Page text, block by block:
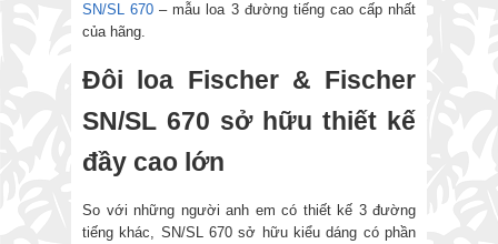
SN/SL 670 – mẫu loa 3 đường tiếng cao cấp nhất
của hãng.
Đôi loa Fischer & Fischer
SN/SL 670 sở hữu thiết kế
đầy cao lớn
So với những người anh em có thiết kế 3 đường
tiếng khác, SN/SL 670 sở hữu kiểu dáng có phần